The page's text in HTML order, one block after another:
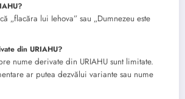
„flacăra lui Iehova” sau „Dumnezeu este
din URIAHU?
nume derivate din URIAHU sunt limitate.
ar putea dezvălui variante sau nume